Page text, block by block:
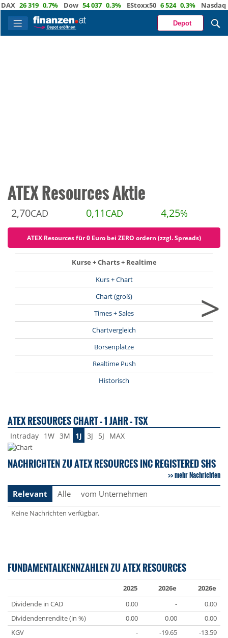
26 319 0,7% Dow 54 037 0,3% EStoxx50 6 524 0,3% Nasdaq 29
Depot
ATEX Resources Aktie
2,70CAD 0,11 CAD 4,25%
ATEX Resources für 0 Euro bei ZERO ordern (zzgl. Spreads)
Kurse + Charts + Realtime
Kurs + Chart
Chart (groß)
Times + Sales
Chartvergleich
Börsenplätze
Realtime Push
Historisch
>
ATEX RESOURCES CHART - 1 JAHR - TSX
Intraday 1W 3M 1J 3J 5J MAX
NACHRICHTEN ZU ATEX RESOURCES INC REGISTERED SHS
mehr Nachrichten
Relevant
Alle vom Unternehmen
Keine Nachrichten verfügbar.
FUNDAMENTALKENNZAHLEN ZU ATEX RESOURCES
2025 2026e
2026e
Dividende in CAD
0.00 -
0.00
Dividendenrendite (in %)
0.00 0.00
0.00
KGV
- -19.65
-13.59